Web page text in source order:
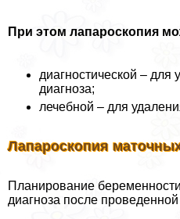
При этом лапароскопия
диагностической – для
диагноза;
лечебной – для
Лапароскопия
Планирование
диагноза после